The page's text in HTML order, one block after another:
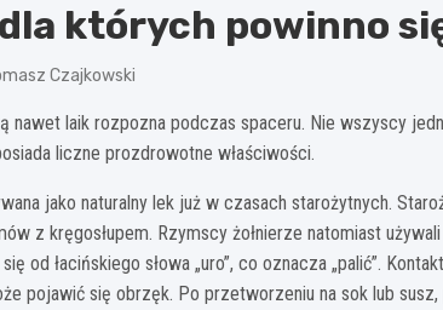
których powinno
Czajkowski
nawet laik rozpozna podczas spaceru. Nie wszyscy
liczne prozdrowotne właściwości.
jako naturalny lek już w czasach starożytnych.
z kręgosłupem. Rzymscy żołnierze natomiast
od łacińskiego słowa „uro”, co oznacza „palić”.
pojawić się obrzęk. Po przetworzeniu na sok lub